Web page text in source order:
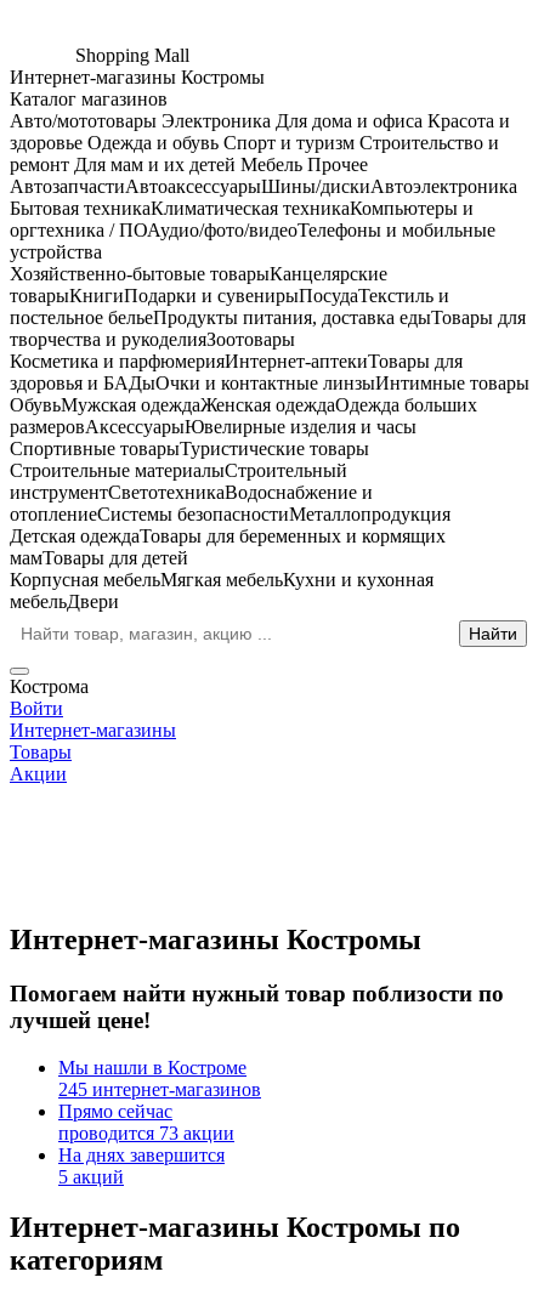
Shopping Mall
Интернет-магазины Костромы
Каталог магазинов
Авто/мототовары Электроника Для дома и офиса Красота и
здоровье Одежда и обувь Спорт и туризм Строительство и
ремонт Для мам и их детей Мебель Прочее
АвтозапчастиАвтоаксессуарыШины/дискиАвтоэлектроника
Бытовая техникаКлиматическая техникаКомпьютеры и
оргтехника / ПОАудио/фото/видеоТелефоны и мобильные
устройства
Хозяйственно-бытовые товарыКанцелярские
товарыКнигиПодарки и сувенирыПосудаТекстиль и
постельное бельеПродукты питания, доставка едыТовары для
творчества и рукоделияЗоотовары
Косметика и парфюмерияИнтернет-аптекиТовары для
здоровья и БАДыОчки и контактные линзыИнтимные товары
ОбувьМужская одеждаЖенская одеждаОдежда больших
размеровАксессуарыЮвелирные изделия и часы
Спортивные товарыТуристические товары
Строительные материалыСтроительный
инструментСветотехникаВодоснабжение и
отоплениеСистемы безопасностиМеталлопродукция
Детская одеждаТовары для беременных и кормящих
мамТовары для детей
Корпусная мебельМягкая мебельКухни и кухонная
мебельДвери
Кострома
Войти
Интернет-магазины
Товары
Акции
Интернет-магазины Костромы
Помогаем найти нужный товар поблизости по
лучшей цене!
Мы нашли в Костроме
245 интернет-магазинов
Прямо сейчас
проводится 73 акции
На днях завершится
5 акций
Интернет-магазины Костромы по
категориям